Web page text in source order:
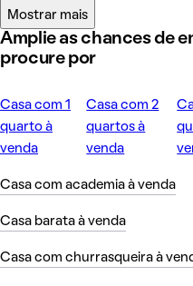
Mostrar mais
Amplie as chances de
procure por
Casa com 1
quarto à
venda
Casa com 2
quartos à
venda
Casa com academia à venda
Casa barata à venda
Casa com churrasqueira à